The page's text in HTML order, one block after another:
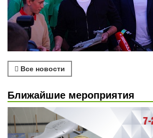
Все новости
Ближайшие мероприятия